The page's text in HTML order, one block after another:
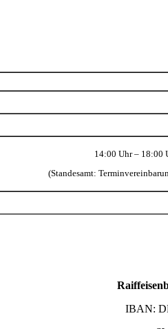
14:00 Uhr – 18:00
(Standesamt:
IBAN: